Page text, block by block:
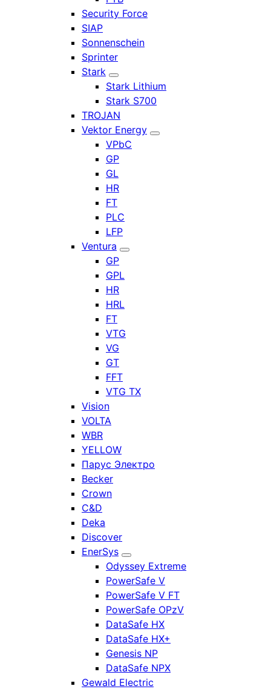
Security Force
SIAP
Sonnenschein
Sprinter
Stark
Stark Lithium
Stark S700
TROJAN
Vektor Energy
VPbC
GP
GL
HR
FT
PLC
LFP
Ventura
GP
GPL
HR
HRL
FT
VTG
VG
GT
FFT
VTG TX
Vision
VOLTA
WBR
YELLOW
Парус Электро
Becker
Crown
C&D
Deka
Discover
EnerSys
Odyssey Extreme
PowerSafe V
PowerSafe V FT
PowerSafe OPzV
DataSafe HX
DataSafe HX+
Genesis NP
DataSafe NPX
Gewald Electric